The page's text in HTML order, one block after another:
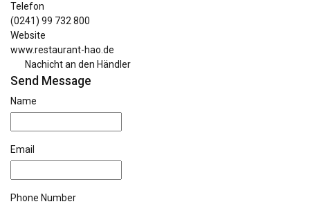
Telefon
(0241) 99 732 800
Website
www.restaurant-hao.de
Nachicht an den Händler
Send Message
Name
Email
Phone Number